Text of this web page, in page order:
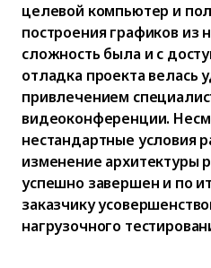
целевой компьютер и
построения графиков из
сложность была и с
отладка проекта велась
привлечением
видеоконференции.
нестандартные условия
изменение архитектуры
успешно завершен и по
заказчику
нагрузочного